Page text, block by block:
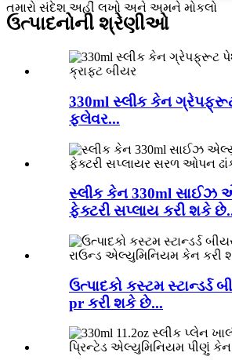
તમારો સંદેશ અહીં લખો અને અમને મોકલો
ઉત્પાદનોની શ્રેણીઓ
330ml સ્લીક કેન
ફ્લેવર...
સ્લીક કેન 330ml સાઈઝ
ફેક્ટરી સપ્લાય કરી શકે
ઉત્પાદકો કસ્ટમ સ્ટાન્ડર્ડ
pr કરી શકે છે...